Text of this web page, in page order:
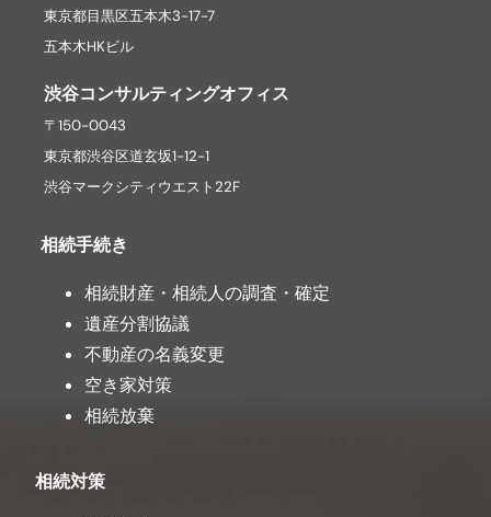
東京都目黒区五本木3-17-7
五本木HKビル
渋谷コンサルティングオフィス
〒150-0043
東京都渋谷区道玄坂1-12-1
渋谷マークシティウエスト22F
相続手続き
相続財産・相続人の調査・確定
遺産分割協議
不動産の名義変更
空き家対策
相続放棄
相続対策